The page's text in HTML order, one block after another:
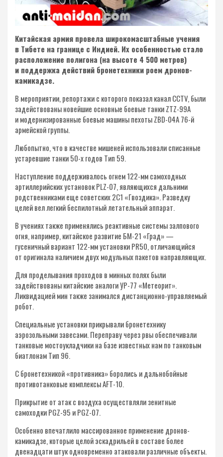
Китайская армия провела широкомасштабные учения
в Тибете на границе с Индией. Их особенностью стало
расположение полигона (на высоте 4 500 метров)
и поддержка действий бронетехники роем дронов-
камикадзе.
В мероприятии, репортажи с которого показал канал CCTV, были
задействованы новейшие основные боевые танки ZTZ-99A
и модернизированные боевые машины пехоты ZBD-04A 76-й
армейской группы.
Любопытно, что в качестве мишеней использовали списанные
устаревшие танки 50-х годов Тип 59.
Наступление поддерживалось огнем 122-мм самоходных
артиллерийских установок PLZ-07, являющихся дальними
родственниками еще советских 2С1 «Гвоздика». Разведку
целей вел легкий беспилотный летательный аппарат.
В учениях также применялись реактивные системы залпового
огня, например, китайское развитие БМ-21 «Град» —
гусеничный вариант 122-мм установки PR50, отличающийся
от оригинала наличием двух модульных пакетов направляющих.
Для проделывания проходов в минных полях были
задействованы китайские аналоги УР-77 «Метеорит».
Ликвидацией мин также занимался дистанционно-управляемый
робот.
Специальные установки прикрывали бронетехнику
аэрозольными завесами. Переправу через рвы обеспечивали
танковые мостоукладчики на базе известных нам по танковым
биатлонам Тип 96.
С бронетехникой «противника» боролись и дальнобойные
противотанковые комплексы AFT-10.
Прикрытие от атак с воздуха осуществляли зенитные
самоходки PGZ-95 и PGZ-07.
Особенно впечатлило массированное применение дронов-
камикадзе, которые целой эскадрильей в составе более
двенадцати штук одновременно атаковали различные объекты.